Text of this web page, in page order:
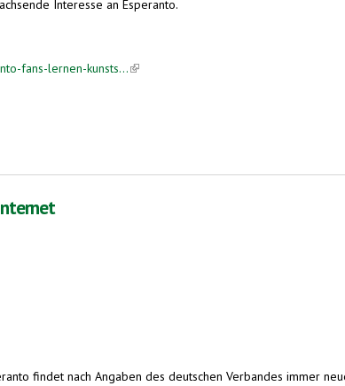
Interesse an Esperanto.
fans-lernen-kunsts...(link is external)
findet nach Angaben des deutschen Verbandes immer